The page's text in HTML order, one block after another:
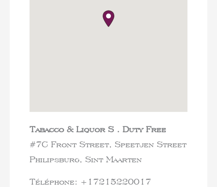
Tabacco & Liquor S . Duty Free
#7C Front Street, Speetjen Street
Philipsburg, Sint Maarten
Téléphone: +17215220017